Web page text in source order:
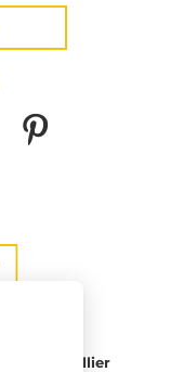
Montpellier